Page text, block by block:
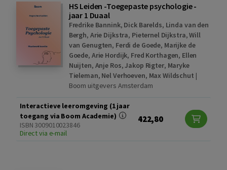
HS Leiden -Toegepaste psychologie -
jaar 1 Duaal
Fredrike Bannink, Dick Barelds, Linda van den
Bergh, Arie Dijkstra, Pieternel Dijkstra,Will
van Genugten, Ferdi de Goede, Marijke de
Goede, Arie Hordijk, Fred Korthagen, Ellen
Nuijten, Anje Ros,Jakop Rigter, Maryke
Tieleman, Nel Verhoeven, Max Wildschut |
Boom uitgevers Amsterdam
Interactieve leeromgeving (1 jaar
toegang via Boom Academie)
ISBN 3009010023846
Direct via e-mail
422,80